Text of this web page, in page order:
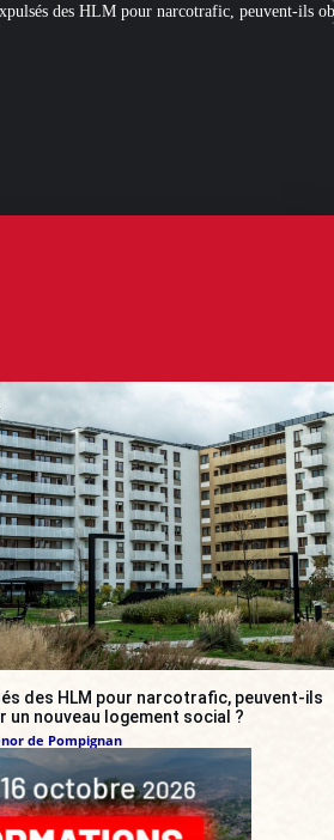
peuvent-ils obtenir un nouveau
des HLM pour narcotrafic, peuvent-ils
un nouveau logement social ?
de Pompignan